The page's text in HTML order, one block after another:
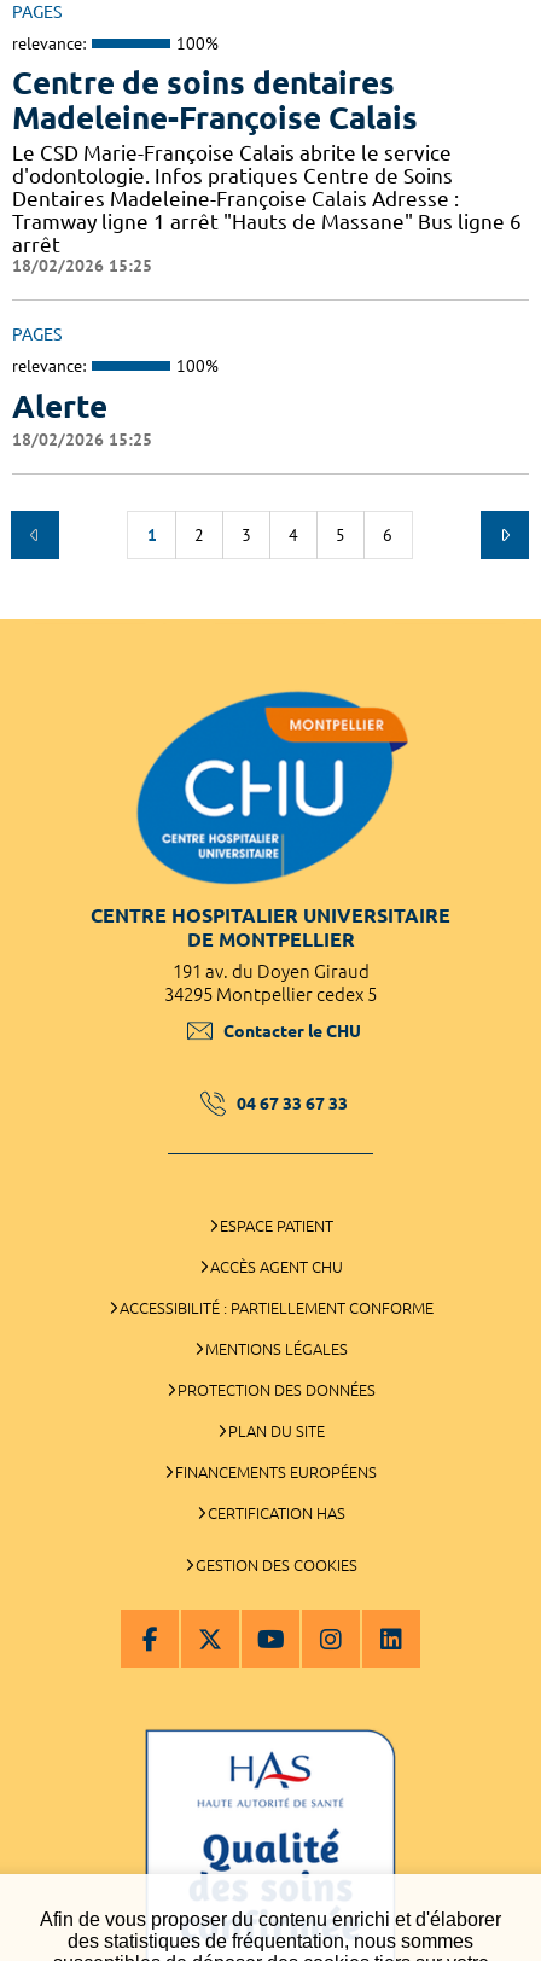
Afin de vous proposer du contenu enrichi et d'élaborer
des statistiques de fréquentation, nous sommes
PAGES
relevance: 100%
Centre de soins dentaires
Madeleine-Françoise Calais
Le CSD Marie-Françoise Calais abrite le service
d'odontologie. Infos pratiques Centre de Soins
Dentaires Madeleine-Françoise Calais Adresse :
Tramway ligne 1 arrêt "Hauts de Massane" Bus ligne 6
arrêt
18/02/2026 15:25
PAGES
relevance: 100%
Alerte
18/02/2026 15:25
1 2 3 4 5 6
CENTRE HOSPITALIER UNIVERSITAIRE
DE MONTPELLIER
191 av. du Doyen Giraud
34295 Montpellier cedex 5
Contacter le CHU
04 67 33 67 33
ESPACE PATIENT
ACCÈS AGENT CHU
ACCESSIBILITÉ : PARTIELLEMENT CONFORME
MENTIONS LÉGALES
PROTECTION DES DONNÉES
PLAN DU SITE
FINANCEMENTS EUROPÉENS
CERTIFICATION HAS
GESTION DES COOKIES